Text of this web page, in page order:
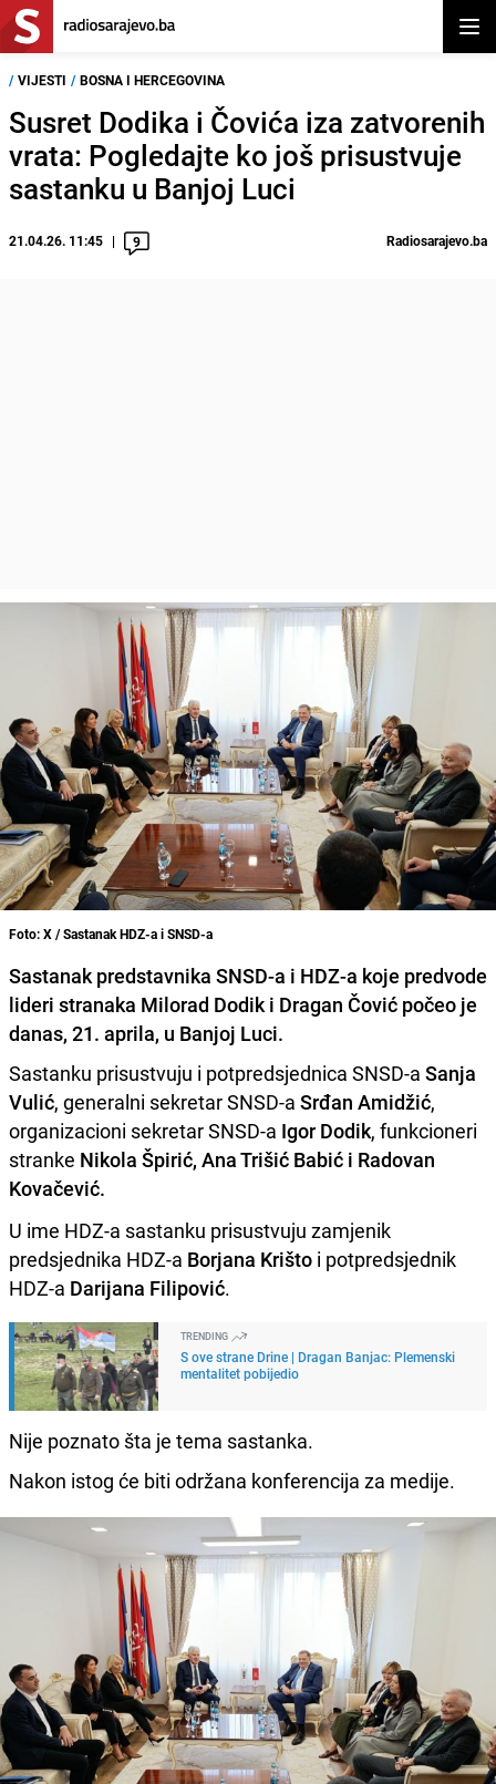
/ VIJESTI / BOSNA I HERCEGOVINA
Susret Dodika i Čovića iza zatvorenih
vrata: Pogledajte ko još prisustvuje
sastanku u Banjoj Luci
21.04.26. 11:45 9 Radiosarajevo.ba
Foto: X / Sastanak HDZ-a i SNSD-a
Sastanak predstavnika SNSD-a i HDZ-a koje predvode
lideri stranaka Milorad Dodik i Dragan Čović počeo je
danas, 21. aprila, u Banjoj Luci.
Sastanku prisustvuju i potpredsjednica SNSD-a Sanja
Vulić, generalni sekretar SNSD-a Srđan Amidžić,
organizacioni sekretar SNSD-a Igor Dodik, funkcioneri
stranke Nikola Špirić, Ana Trišić Babić i Radovan
Kovačević.
U ime HDZ-a sastanku prisustvuju zamjenik
predsjednika HDZ-a Borjana Krišto i potpredsjednik
HDZ-a Darijana Filipović.
TRENDING
S ove strane Drine | Dragan Banjac: Plemenski
mentalitet pobijedio
Nije poznato šta je tema sastanka.
Nakon istog će biti održana konferencija za medije.